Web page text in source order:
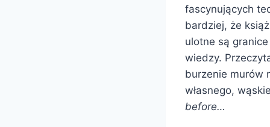
fascynujących
bardziej, że
ulotne są
wiedzy.
burzenie murów
własnego,
before…